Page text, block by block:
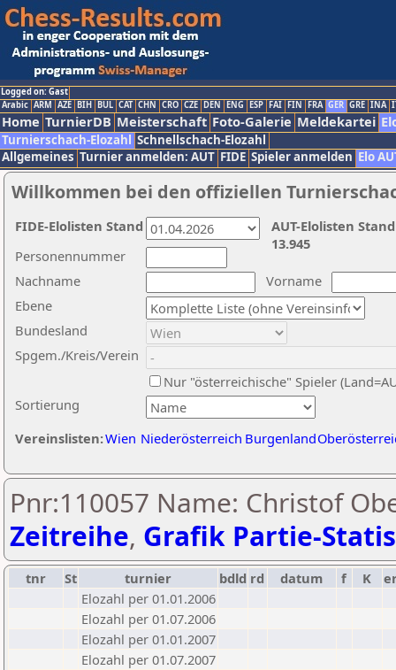
Logged on: Gast
Arabic ARM AZE BIH BUL CAT CHN CRO CZE DEN ENG ESP FAI FIN FRA GER GRE INA
Home TurnierDB Meisterschaft Foto-Galerie Meldekartei
Turnierschach-Elozahl Schnellschach-Elozahl
Allgemeines Turnier anmelden: AUT FIDE Spieler anmelden Elo
Willkommen bei den offiziellen
Nachname
Vorname
Ebene
Sortierung
Personennummer
Bundesland
Spgem./Kreis/Verein
Nur "österreichische" Spieler
Vereinslisten:Wien Niederösterreich Burgenland
AUT-Elolisten
13.945
FIDE-Elolisten Stand
Pnr:110057 Name: Christof
Zeitreihe, Grafik Partie-
tnr St turnier bdld rd datum f K
Elozahl per 01.01.2006
Elozahl per 01.07.2006
Elozahl per 01.01.2007
Elozahl per 01.07.2007